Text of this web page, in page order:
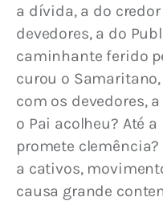
a dívida, a do
devedores, a do
caminhante ferido
curou o
com os devedores,
o Pai acolheu? Até
promete
a cativos,
causa grande